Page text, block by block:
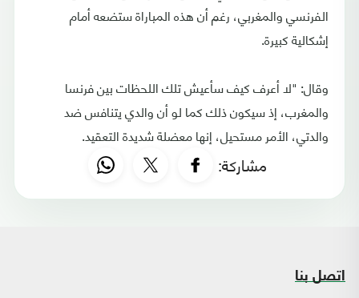
الفرنسي والمغربي، رغم أن هذه المباراة ستضعه أمام
إشكالية كبيرة.
وقال: "لا أعرف كيف سأعيش تلك اللحظات بين فرنسا
والمغرب، إذ سيكون ذلك كما لو أن والدي يتنافس ضد
والدتي، الأمر مستحيل، إنها معضلة شديدة التعقيد.
مشاركة:
اتصل بنا